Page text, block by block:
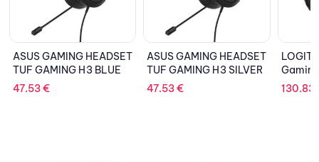
ASUS GAMING HEADSET
TUF GAMING H3 SILVER
47.53
LOGITECH Headset
Gaming GPro Hero
130.83
H150